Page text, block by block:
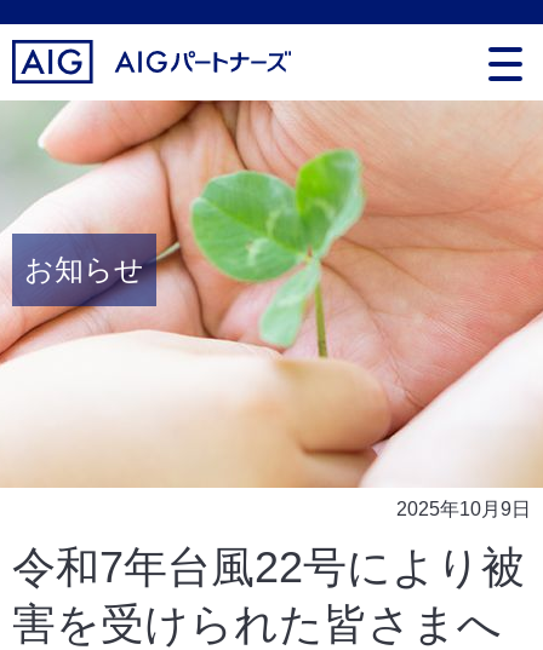
お知らせ
2025年10月9日
令和7年台風22号により被
害を受けられた皆さまへ